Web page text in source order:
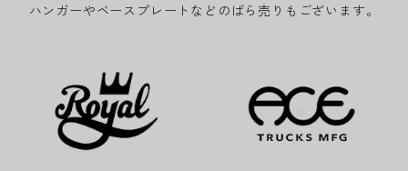
ハンガーやベースプレートなどのばら売りもございます。